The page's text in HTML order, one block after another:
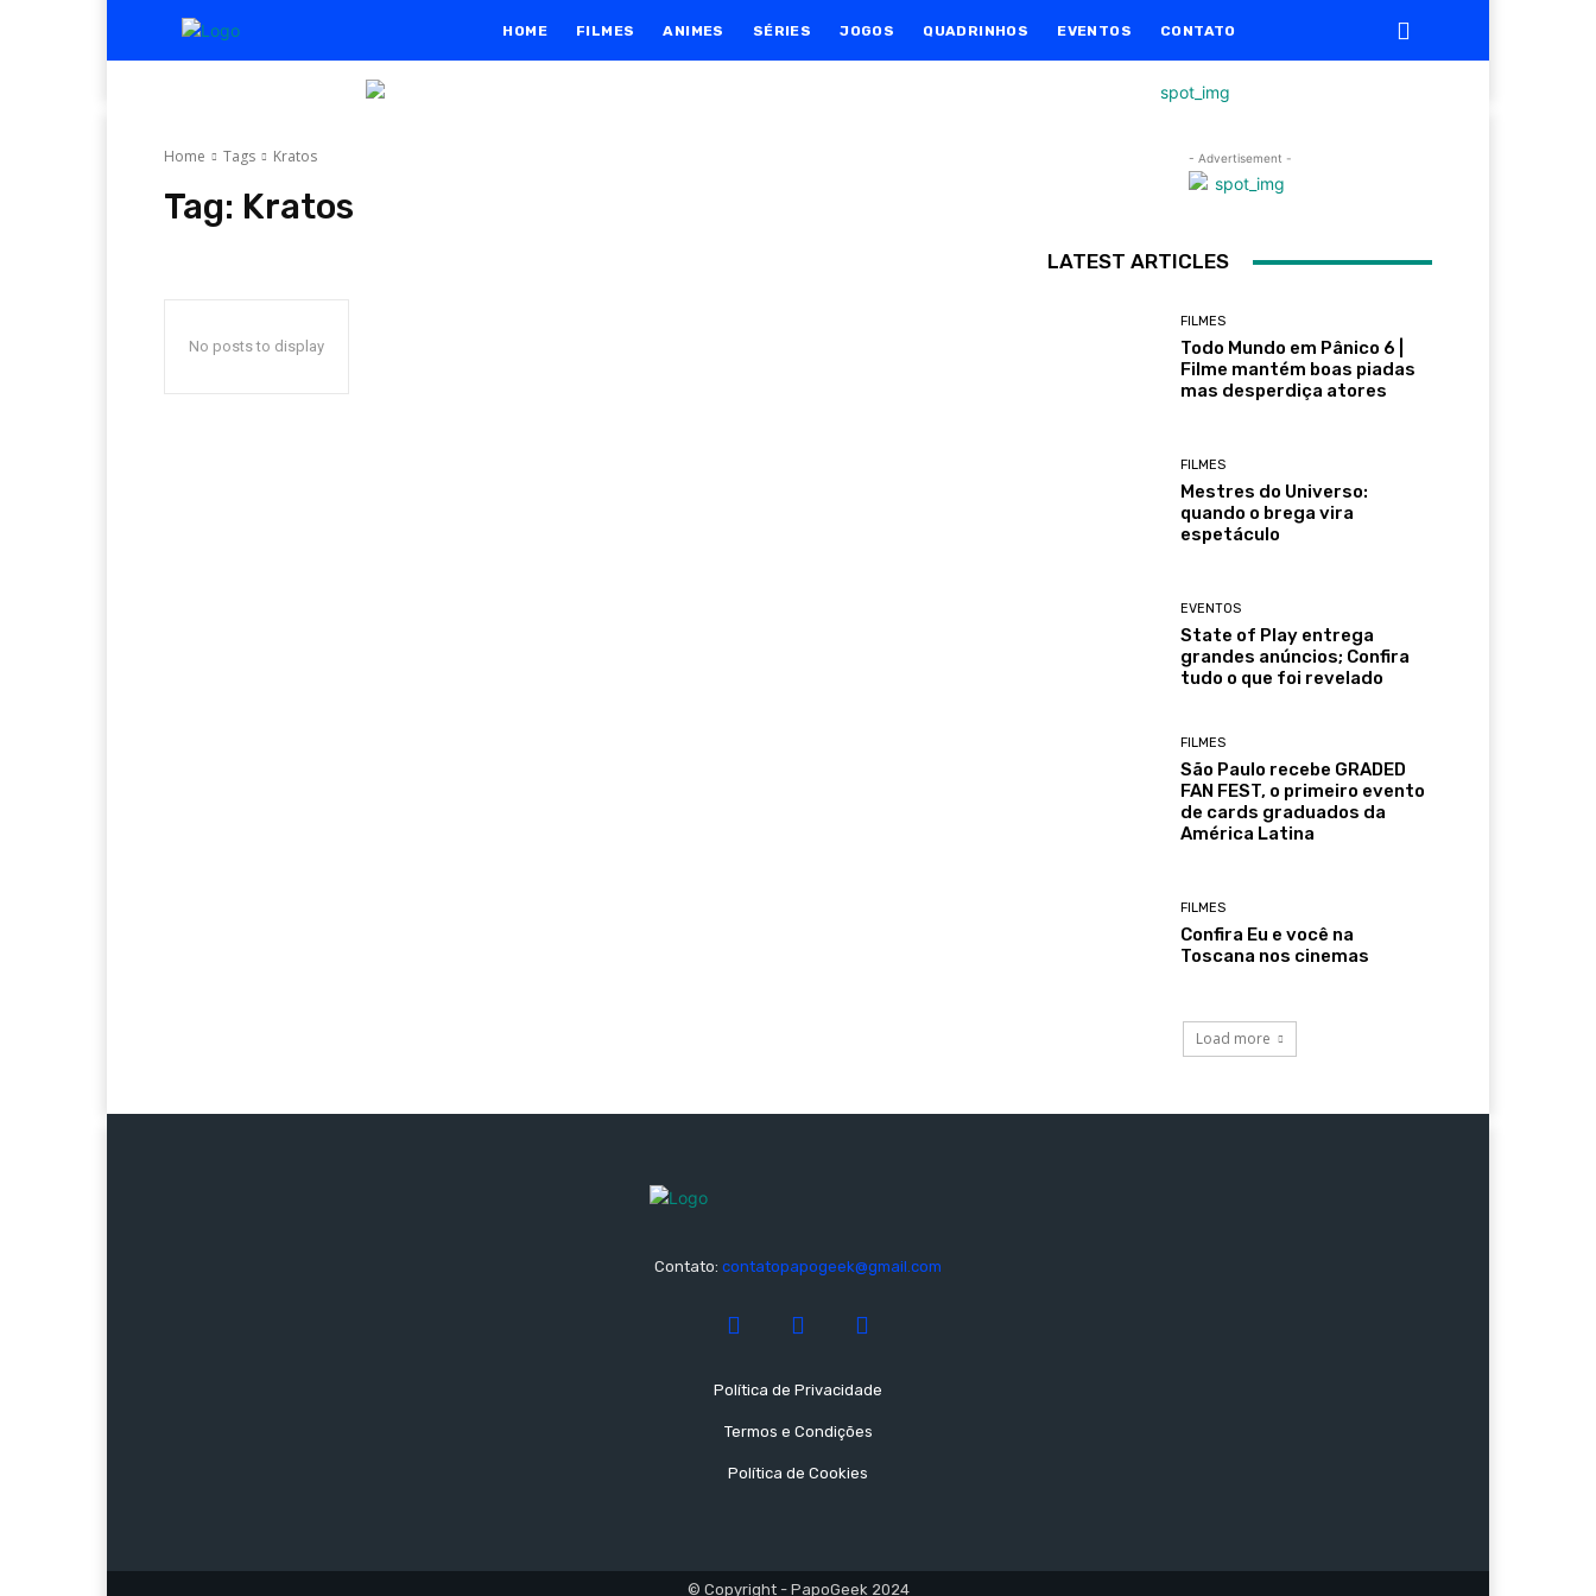
HOME FILMES ANIMES SÉRIES JOGOS QUADRINHOS EVENTOS CONTATO
Home Tags Kratos
Tag: Kratos
No posts to display
- Advertisement -
LATEST ARTICLES
FILMES
Todo Mundo em Pânico 6 |
Filme mantém boas piadas
mas desperdiça atores
FILMES
Mestres do Universo:
quando o brega vira
espetáculo
EVENTOS
State of Play entrega
grandes anúncios; Confira
tudo o que foi revelado
FILMES
São Paulo recebe GRADED
FAN FEST, o primeiro evento
de cards graduados da
América Latina
FILMES
Confira Eu e você na
Toscana nos cinemas
Load more
Contato: contatopapogeek@gmail.com
Política de Privacidade
Termos e Condições
Política de Cookies
© Copyright - PapoGeek 2024